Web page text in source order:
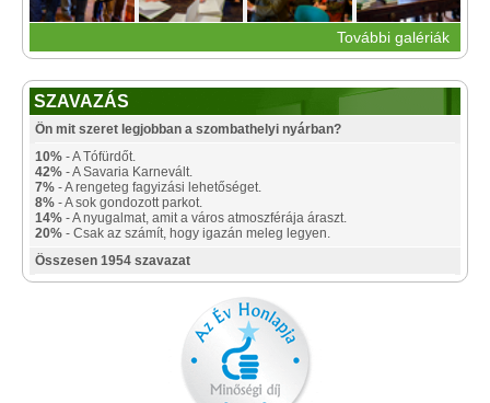
További galériák
SZAVAZÁS
Ön mit szeret legjobban a szombathelyi nyárban?
10% - A Tófürdőt.
42% - A Savaria Karnevált.
7% - A rengeteg fagyizási lehetőséget.
8% - A sok gondozott parkot.
14% - A nyugalmat, amit a város atmoszférája áraszt.
20% - Csak az számít, hogy igazán meleg legyen.
Összesen 1954 szavazat